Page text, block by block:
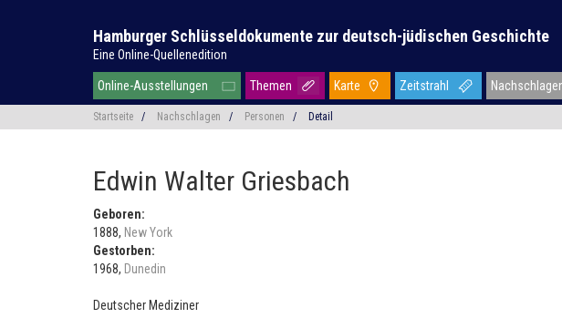
Hamburger Schlüsseldokumente zur deutsch-jüdischen Geschichte
Eine Online-Quellenedition
Online-Ausstellungen Themen Karte Zeitstrahl
Startseite / Nachschlagen / Personen / Detail
Edwin Walter Griesbach
Geboren:
1888, New York
Gestorben:
1968, Dunedin
Deutscher Mediziner